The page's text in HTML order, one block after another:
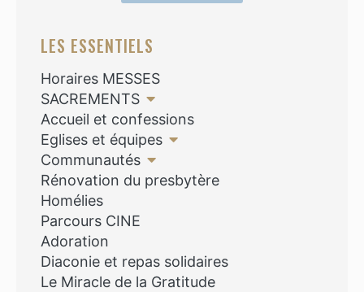
LES ESSENTIELS
Horaires MESSES
SACREMENTS
Accueil et confessions
Eglises et équipes
Communautés
Rénovation du presbytère
Homélies
Parcours CINE
Adoration
Diaconie et repas solidaires
Le Miracle de la Gratitude